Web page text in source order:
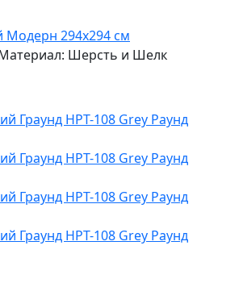
Модерн 294x294 см
Шерсть и Шелк